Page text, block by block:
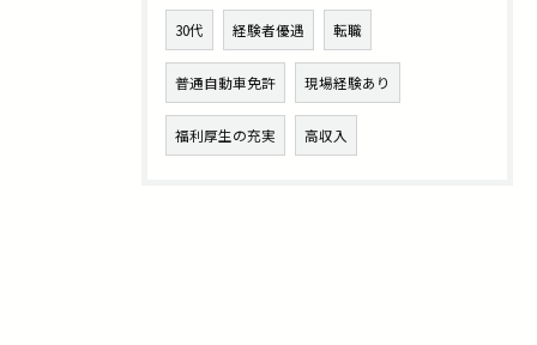
30代 経験者優遇 転職
普通自動車免許 現場経験あり
福利厚生の充実 高収入